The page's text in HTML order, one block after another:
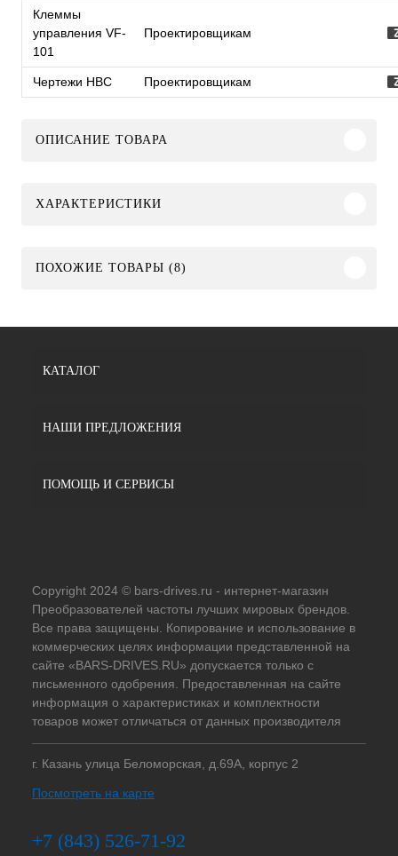
Клеммы
управления VF-
101
Проектировщикам
Чертежи HBC Проектировщикам
ОПИСАНИЕ ТОВАРА
ХАРАКТЕРИСТИКИ
ПОХОЖИЕ ТОВАРЫ (8)
КАТАЛОГ
НАШИ ПРЕДЛОЖЕНИЯ
ПОМОЩЬ И СЕРВИСЫ
Copyright 2024 © bars-drives.ru - интернет-магазин
Преобразователей частоты лучших мировых брендов.
Все права защищены. Копирование и использование в
коммерческих целях информации представленной на
сайте «BARS-DRIVES.RU» допускается только с
письменного одобрения. Предоставленная на сайте
информация о характеристиках и комплектности
товаров может отличаться от данных производителя
г. Казань улица Беломорская, д.69А, корпус 2
Посмотреть на карте
+7 (843) 526-71-92